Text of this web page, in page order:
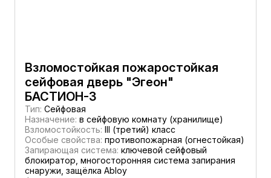
Взломостойкая пожаростойкая
сейфовая дверь "Эгеон"
БАСТИОН-3
Тип: Сейфовая
Назначение: в сейфовую комнату (хранилище)
Взломостойкость: III (третий) класс
Особые свойства: противопожарная (огнестойкая)
Запирающая система: ключевой сейфовый
блокиратор, многосторонняя система запирания
снаружи, защёлка Abloy